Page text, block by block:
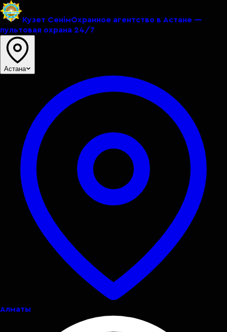
Кузет СенiмОхранное агентство в Астане —
пультовая охрана 24/7
Астана
Алматы